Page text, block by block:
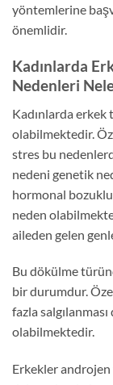
yöntemlerine
önemlidir.
Kadınlarda
Nedenleri
Kadınlarda erkek
olabilmektedir.
stres bu
nedeni genetik
hormonal
neden
aileden gelen
Bu dökülme
bir durumdur.
fazla
olabilmektedir.
Erkekler androjen